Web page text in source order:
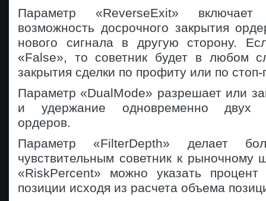
Параметр «ReverseExit»
возможность досрочного закрытия
нового сигнала в другую сторону.
«False», то советник будет в любом
закрытия сделки по профиту или по стоп-
Параметр «DualMode» разрешает или
и удержание одновременно двух
ордеров.
Параметр «FilterDepth» делает
чувствительным советник к рыночному
«RiskPercent» можно указать
позиции исходя из расчета объема